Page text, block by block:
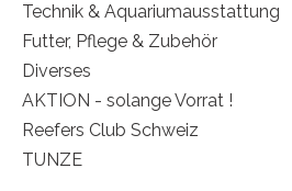
Technik & Aquariumausstattung
Futter, Pflege & Zubehör
Diverses
AKTION - solange Vorrat !
Reefers Club Schweiz
TUNZE